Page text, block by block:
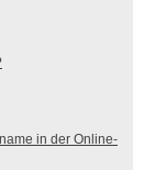
in der Online-